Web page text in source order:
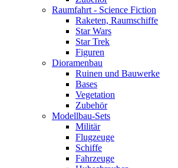
Raumfahrt - Science Fiction
Raketen, Raumschiffe
Star Wars
Star Trek
Figuren
Dioramenbau
Ruinen und Bauwerke
Bases
Vegetation
Zubehör
Modellbau-Sets
Militär
Flugzeuge
Schiffe
Fahrzeuge